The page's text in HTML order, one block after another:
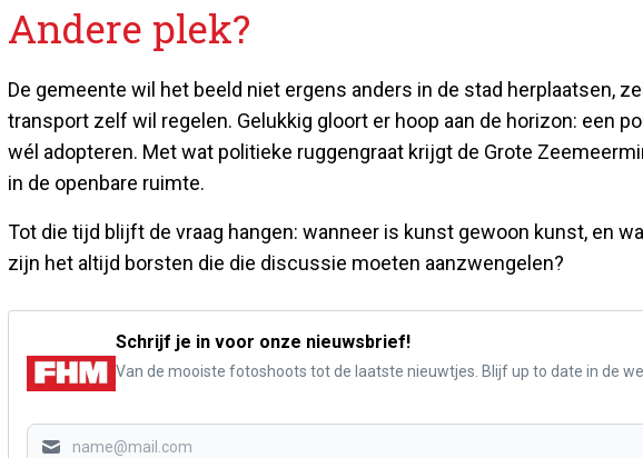
Andere plek?
De gemeente wil het beeld niet ergens anders in de stad herplaatsen,
transport zelf wil regelen. Gelukkig gloort er hoop aan de horizon: een
wél adopteren. Met wat politieke ruggengraat krijgt de Grote
in de openbare ruimte.
Tot die tijd blijft de vraag hangen: wanneer is kunst gewoon kunst, en
zijn het altijd borsten die die discussie moeten aanzwengelen?
Schrijf je in voor onze nieuwsbrief!
Van de mooiste fotoshoots tot de laatste nieuwtjes. Blijf up to date in de